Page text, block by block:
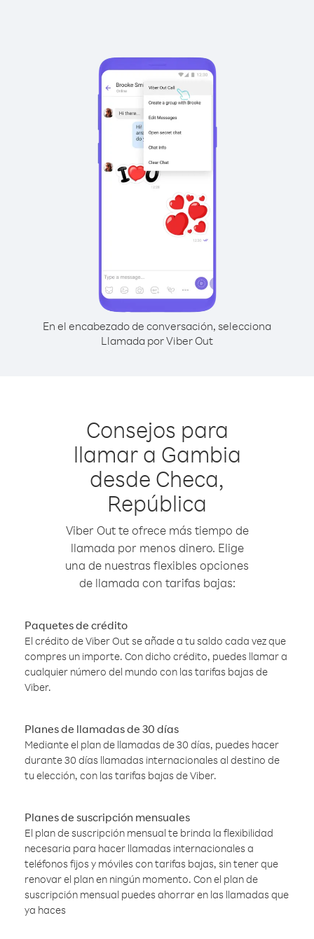
En el encabezado de conversación, selecciona
Llamada por Viber Out
Consejos para
llamar a Gambia
desde Checa,
República
Viber Out te ofrece más tiempo de
llamada por menos dinero. Elige
una de nuestras flexibles opciones
de llamada con tarifas bajas:
Paquetes de crédito
El crédito de Viber Out se añade a tu saldo cada vez que
compres un importe. Con dicho crédito, puedes llamar a
cualquier número del mundo con las tarifas bajas de
Viber.
Planes de llamadas de 30 días
Mediante el plan de llamadas de 30 días, puedes hacer
durante 30 días llamadas internacionales al destino de
tu elección, con las tarifas bajas de Viber.
Planes de suscripción mensuales
El plan de suscripción mensual te brinda la flexibilidad
necesaria para hacer llamadas internacionales a
teléfonos fijos y móviles con tarifas bajas, sin tener que
renovar el plan en ningún momento. Con el plan de
suscripción mensual puedes ahorrar en las llamadas que
ya haces